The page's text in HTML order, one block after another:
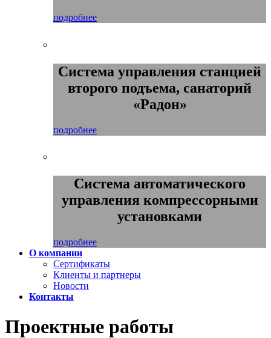
подробнее
Система управления станцией
второго подъема, санаторий
«Радон»
подробнее
Система автоматического
управления компрессорными
установками
подробнее
О компании
Сертификаты
Клиенты и партнеры
Новости
Контакты
Проектные работы